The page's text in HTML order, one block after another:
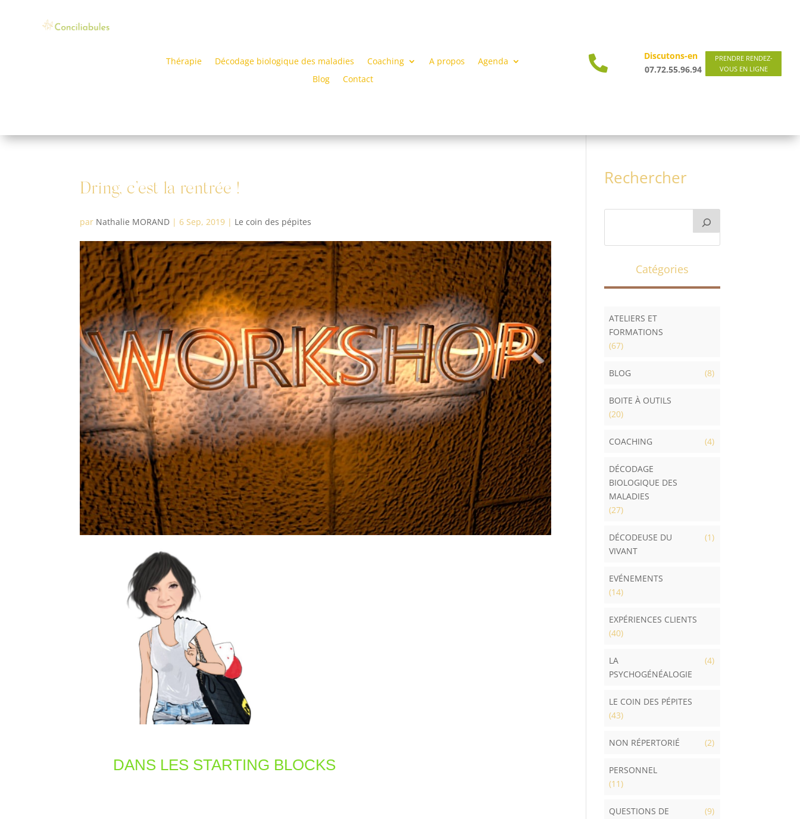
Thérapie Décodage biologique des maladies Coaching A propos
Agenda
Blog
Contact

Discutons-en
07.72.55.96.94
PRENDRE RENDEZ-
VOUS EN LIGNE
Dring, c’est la rentrée !
par Nathalie MORAND |6 Sep, 2019 | Le coin des pépites
DANS LES STARTING BLOCKS
Rechercher
Catégories
ATELIERS ET
FORMATIONS
(67)
BLOG (8)
BOITE À OUTILS
(20)
COACHING (4)
DÉCODAGE
BIOLOGIQUE DES
MALADIES
(27)
DÉCODEUSE DU
VIVANT
(1)
EVÉNEMENTS
(14)
EXPÉRIENCES CLIENTS
(40)
LA
PSYCHOGÉNÉALOGIE
(4)
LE COIN DES PÉPITES
(43)
NON RÉPERTORIÉ (2)
PERSONNEL
(11)
QUESTIONS DE
(9)